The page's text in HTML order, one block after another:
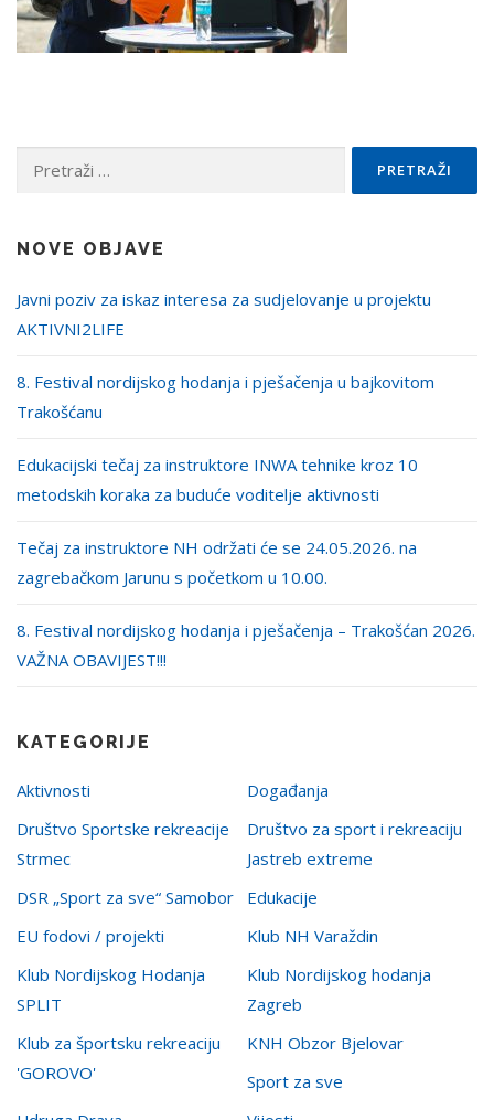
Pretraži:
NOVE OBJAVE
Javni poziv za iskaz interesa za sudjelovanje u projektu
AKTIVNI2LIFE
8. Festival nordijskog hodanja i pješačenja u bajkovitom
Trakošćanu
Edukacijski tečaj za instruktore INWA tehnike kroz 10
metodskih koraka za buduće voditelje aktivnosti
Tečaj za instruktore NH održati će se 24.05.2026. na
zagrebačkom Jarunu s početkom u 10.00.
8. Festival nordijskog hodanja i pješačenja – Trakošćan 2026.
VAŽNA OBAVIJEST!!!
KATEGORIJE
Aktivnosti
Događanja
Društvo Sportske rekreacije
Strmec
Društvo za sport i rekreaciju
Jastreb extreme
DSR „Sport za sve“ Samobor
Edukacije
EU fodovi / projekti
Klub NH Varaždin
Klub Nordijskog Hodanja
SPLIT
Klub Nordijskog hodanja
Zagreb
Klub za športsku rekreaciju
'GOROVO'
KNH Obzor Bjelovar
Sport za sve